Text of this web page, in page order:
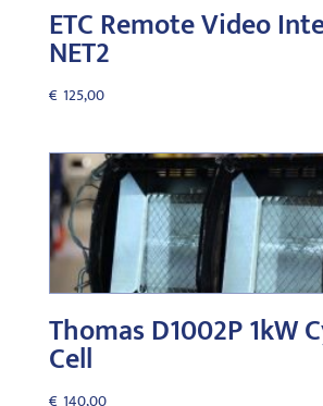
ETC Remote Video
NET2
€ 125,00
Thomas D1002P 1kW
Cell